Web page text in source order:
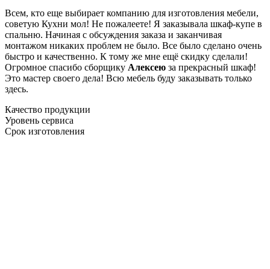
Всем, кто еще выбирает компанию для изготовления мебели,
советую Кухни мол! Не пожалеете! Я заказывала шкаф-купе в
спальню. Начиная с обсуждения заказа и заканчивая
монтажом никаких проблем не было. Все было сделано очень
быстро и качественно. К тому же мне ещё скидку сделали!
Огромное спасибо сборщику Алексею за прекрасный шкаф!
Это мастер своего дела! Всю мебель буду заказывать только
здесь.
Качество продукции
Уровень сервиса
Срок изготовления